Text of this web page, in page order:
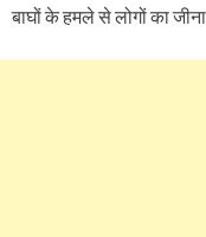
बाघों के हमले से लोगों का